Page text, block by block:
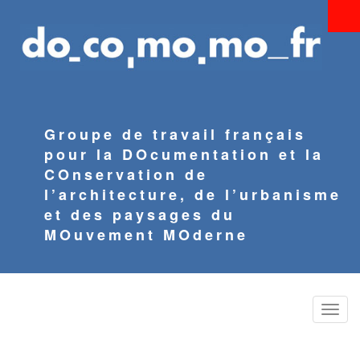
contenu
principal
Groupe de travail français
pour la DOcumentation et la
COnservation de
l’architecture, de l’urbanisme
et des paysages du
MOuvement MOderne
Toggle